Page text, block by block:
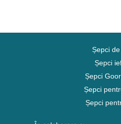
Șepci
Șepci
Șepci
Șepci
Șepci